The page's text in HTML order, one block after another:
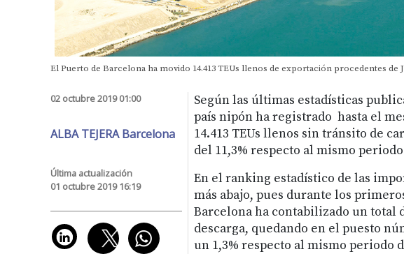
El Puerto de Barcelona ha movido 14.413 TEUs llenos de exportación procedentes de
02 octubre 2019 01:00
ALBA TEJERA Barcelona
Última actualización
01 octubre 2019 16:19
Según las últimas estadísticas
país nipón ha registrado hasta el
14.413 TEUs llenos sin tránsito de
del 11,3% respecto al mismo periodo
En el ranking estadístico de las
más abajo, pues durante los
Barcelona ha contabilizado un total
descarga, quedando en el puesto
un 1,3% respecto al mismo periodo